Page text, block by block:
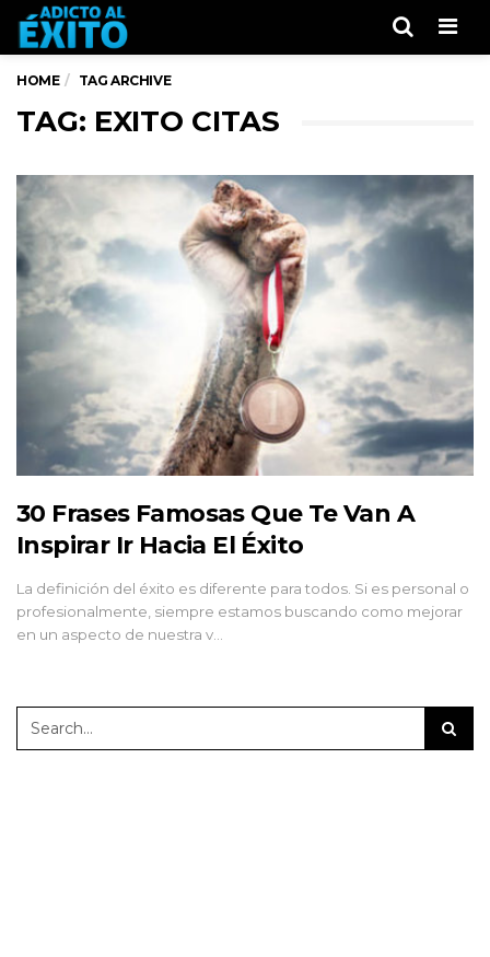
HOME TAG ARCHIVE
TAG: EXITO CITAS
30 Frases Famosas Que Te Van A
Inspirar Ir Hacia El Éxito
La definición del éxito es diferente para todos. Si es personal o
profesionalmente, siempre estamos buscando como mejorar
en un aspecto de nuestra v…